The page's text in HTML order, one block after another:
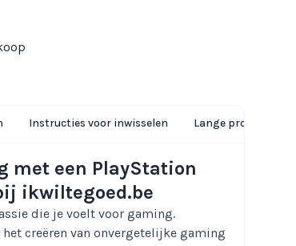
Instructies voor inwisselen Lange
met een PlayStation
ikwiltegoed.be
die je voelt voor gaming.
creëren van onvergetelijke gaming